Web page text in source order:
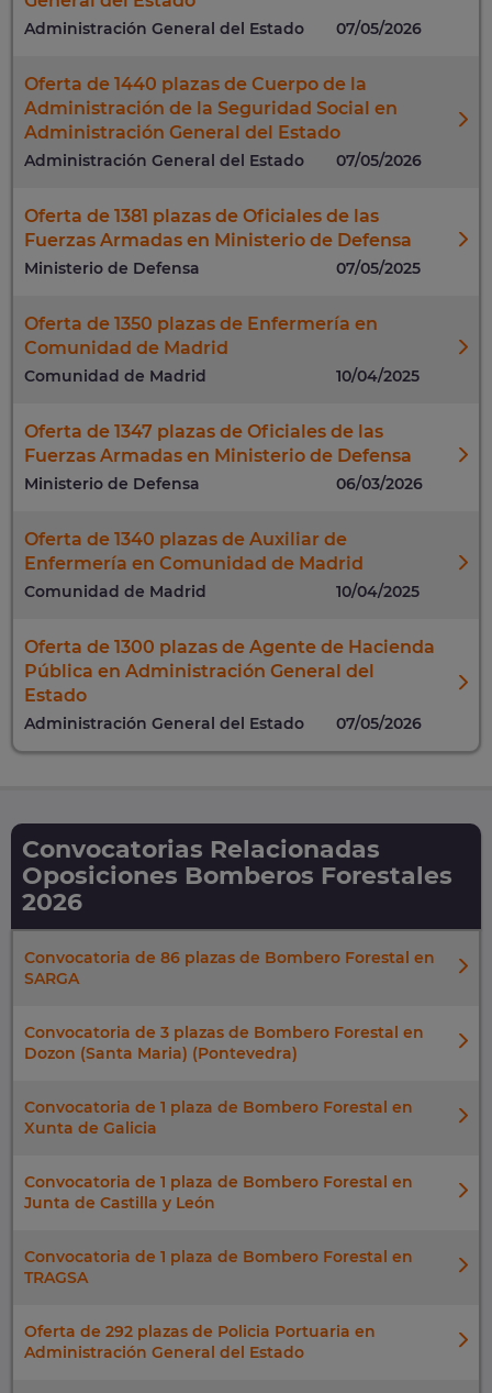
Administración General del Estado 07/05/2026
Oferta de 1440 plazas de Cuerpo de la
Administración de la Seguridad Social en
Administración General del Estado
Administración General del Estado 07/05/2026
Oferta de 1381 plazas de Oficiales de las
Fuerzas Armadas en Ministerio de Defensa
Ministerio de Defensa 07/05/2025
Oferta de 1350 plazas de Enfermería en
Comunidad de Madrid
Comunidad de Madrid 10/04/2025
Oferta de 1347 plazas de Oficiales de las
Fuerzas Armadas en Ministerio de Defensa
Ministerio de Defensa 06/03/2026
Oferta de 1340 plazas de Auxiliar de
Enfermería en Comunidad de Madrid
Comunidad de Madrid 10/04/2025
Oferta de 1300 plazas de Agente de Hacienda
Pública en Administración General del
Estado
Administración General del Estado 07/05/2026
Convocatorias Relacionadas
Oposiciones Bomberos Forestales
2026
Convocatoria de 86 plazas de Bombero Forestal en
SARGA
Convocatoria de 3 plazas de Bombero Forestal en
Dozon (Santa Maria) (Pontevedra)
Convocatoria de 1 plaza de Bombero Forestal en
Xunta de Galicia
Convocatoria de 1 plaza de Bombero Forestal en
Junta de Castilla y León
Convocatoria de 1 plaza de Bombero Forestal en
TRAGSA
Oferta de 292 plazas de Policia Portuaria en
Administración General del Estado